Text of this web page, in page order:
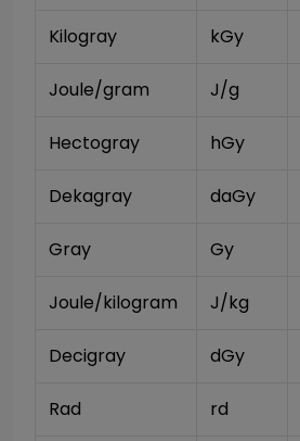
Kilogray kGy
Joule/gram J/g
Hectogray hGy
Dekagray daGy
Gray Gy
Joule/kilogram J/kg
Decigray dGy
Rad rd